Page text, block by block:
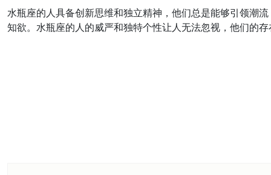
水瓶座的人具备创新思维和独立精神，他们总是能够引领潮
知欲。水瓶座的人的威严和独特个性让人无法忽视，他们的